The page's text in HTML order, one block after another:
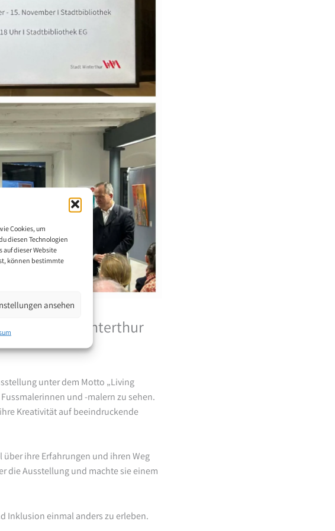
Cookies, um
diesen Technologien
auf dieser Website
können bestimmte
ansehen
Winterthur
unter dem Motto „Living
und -malern zu sehen.
Kreativität auf beeindruckende
über ihre Erfahrungen und ihren Weg
die Ausstellung und machte sie einem
Inklusion einmal anders zu erleben.